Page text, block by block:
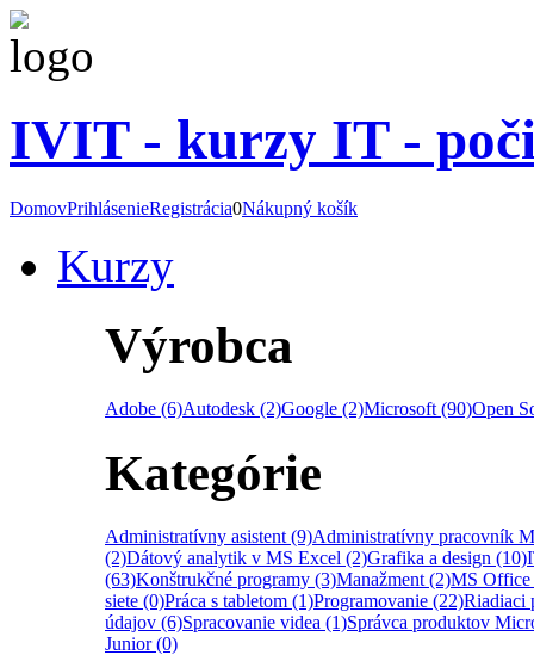
IVIT - kurzy IT -
DomovPrihlásenieRegistrácia0Nákupný košík
Kurzy
Výrobca
Adobe (6)Autodesk (2)Google (2)Microsoft (90)Open
Kategórie
Administratívny asistent (9)Administratívny pracovník
(2)Dátový analytik v MS Excel (2)Grafika a design (10)
(63)Konštrukčné programy (3)Manažment (2)MS Office
siete (0)Práca s tabletom (1)Programovanie (22)Riadiaci
údajov (6)Spracovanie videa (1)Správca produktov
Junior (0)